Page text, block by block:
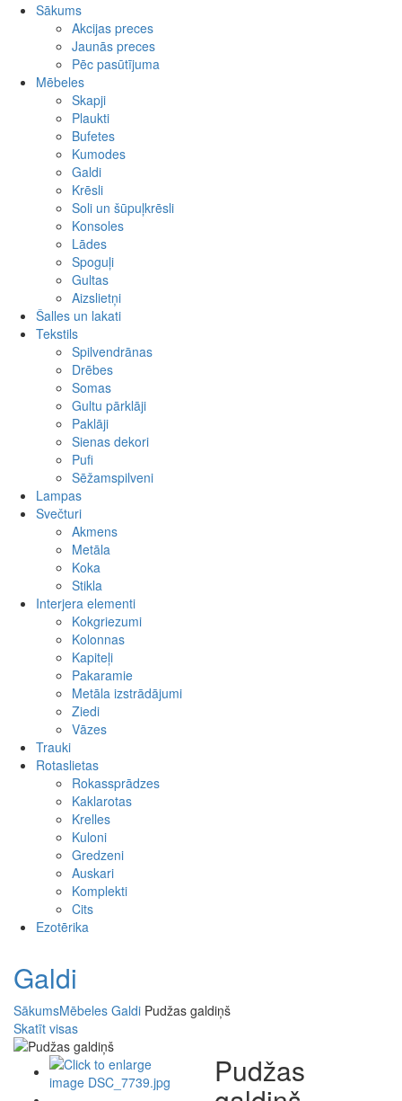
Sēžamspilveni
Metāla izstrādājumi
Ziedi
Vāzes
Krelles
Kuloni
Gredzeni
Auskari
Komplekti
Cits
Sākums
Akcijas preces
Jaunās preces
Pēc pasūtījuma
Mēbeles
Skapji
Plaukti
Bufetes
Kumodes
Galdi
Krēsli
Soli un šūpuļkrēsli
Konsoles
Lādes
Spoguļi
Gultas
Aizslietņi
Šalles un lakati
Tekstils
Spilvendrānas
Drēbes
Somas
Gultu pārklāji
Paklāji
Sienas dekori
Pufi
Sēžamspilveni
Lampas
Svečturi
Akmens
Metāla
Koka
Stikla
Interjera elementi
Kokgriezumi
Kolonnas
Kapiteļi
Pakaramie
Metāla izstrādājumi
Ziedi
Vāzes
Trauki
Rotaslietas
Rokassprādzes
Kaklarotas
Krelles
Kuloni
Gredzeni
Auskari
Komplekti
Cits
Ezotērika
Galdi
SākumsMēbeles Galdi Pudžas galdiņš
Skatīt visas
Pudžas